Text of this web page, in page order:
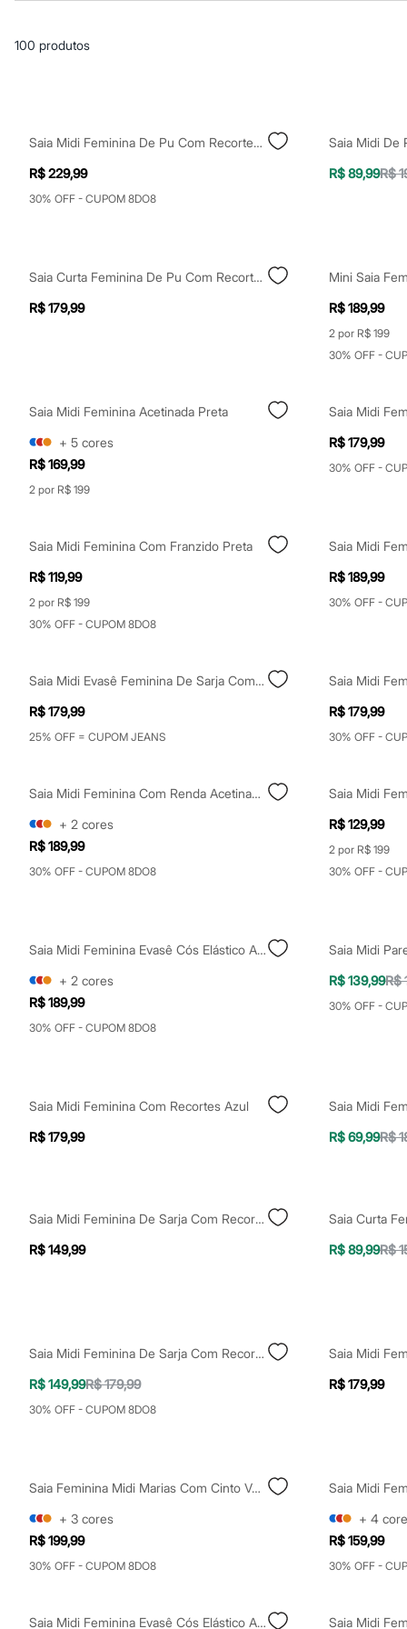
Casacos e Jaquetas
Macacões
Saias
Bonés e Chapéus
Bijoux
Cintos
Óculos
Relógios
Sandálias
Sapatilhas
Tênis
Yessica
Acessórios
Blusas
Leggings
Moda íntima
Cintas e Modeladores
Meias
Pijamas
Sutiãs e Tops
Maiôs
Saídas de praia
Personagens
Plus size
Blusas e Camisetas
Jeans
Shorts e Saias
Vestidos
Masculino
Em alta
Bermudas
Calças
Camisetas e Regatas
Casacos e Jaquetas
Jeans
Chapéus e Bonés
Cintos
Carteiras
Óculos
Chinelos
Sandálias e Papetes
Calças
Calçados
Regatas
Moda íntima
Cuecas
Plus size
Blusas e Camisetas
Calças
Camisas
Casacos e Jaquetas
Jeans
Todos os produtos
100 produtos
Saia Midi Feminina De Pu Com Recortes E Fenda Marrom
R$ 229,99
30% OFF - CUPOM 8DO8
R$ 89,99R$
Saia Curta Feminina De Pu Com Recorte Mindset Preta
R$ 179,99
R$ 189,99
2 por R$ 199
30% OFF -
Saia Midi Feminina Acetinada Preta
+ 5 cores
R$ 169,99
2 por R$ 199
R$ 179,99
30% OFF -
Saia Midi Feminina Com Franzido Preta
R$ 119,99
2 por R$ 199
30% OFF - CUPOM 8DO8
R$ 189,99
30% OFF -
Saia Midi Evasê Feminina De Sarja Com Recortes Bege
R$ 179,99
25% OFF = CUPOM JEANS
R$ 179,99
30% OFF -
Saia Midi Feminina Com Renda Acetinada Prateada
+ 2 cores
R$ 189,99
30% OFF - CUPOM 8DO8
Saia Midi
R$ 129,99
2 por R$ 199
30% OFF -
Saia Midi Feminina Evasê Cós Elástico Acetinada Preta
+ 2 cores
R$ 189,99
30% OFF - CUPOM 8DO8
R$ 139,99R$
30% OFF -
Saia Midi Feminina Com Recortes Azul
R$ 179,99
Saia Midi
R$ 69,99R$
Saia Midi Feminina De Sarja Com Recortes E Fenda Bege
R$ 149,99
R$ 89,99R$
Saia Midi Feminina De Sarja Com Recortes Off White
R$ 149,99R$ 179,99
30% OFF - CUPOM 8DO8
R$ 179,99
Saia Feminina Midi Marias Com Cinto Verde
+ 3 cores
R$ 199,99
30% OFF - CUPOM 8DO8
+ 4
R$ 159,99
30% OFF -
Saia Midi Feminina Evasê Cós Elástico Acetinada Azul